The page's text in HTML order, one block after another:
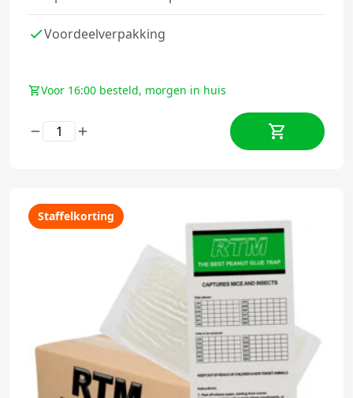
Voordeelverpakking
Voor 16:00 besteld, morgen in huis
Staffelkorting